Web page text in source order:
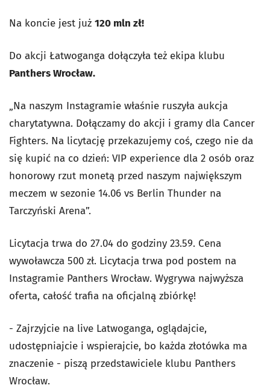
Na koncie jest już 120 mln zł!
Do akcji Łatwoganga dołączyła też ekipa klubu
Panthers Wrocław.
„Na naszym Instagramie właśnie ruszyła aukcja
charytatywna. Dołączamy do akcji i gramy dla Cancer
Fighters. Na licytację przekazujemy coś, czego nie da
się kupić na co dzień: VIP experience dla 2 osób oraz
honorowy rzut monetą przed naszym największym
meczem w sezonie 14.06 vs Berlin Thunder na
Tarczyński Arena”.
Licytacja trwa do 27.04 do godziny 23.59. Cena
wywoławcza 500 zł. Licytacja trwa pod postem na
Instagramie Panthers Wrocław. Wygrywa najwyższa
oferta, całość trafia na oficjalną zbiórkę!
- Zajrzyjcie na live Latwoganga, oglądajcie,
udostępniajcie i wspierajcie, bo każda złotówka ma
znaczenie - piszą przedstawiciele klubu Panthers
Wrocław.